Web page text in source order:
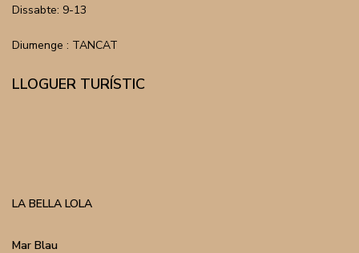
Dissabte: 9-13
Diumenge : TANCAT
LLOGUER TURÍSTIC
LA BELLA LOLA
Mar Blau